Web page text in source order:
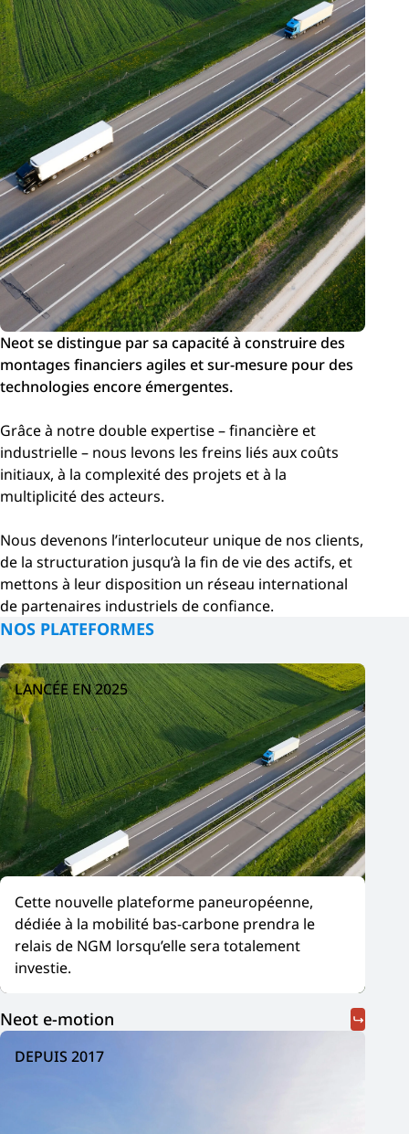
Neot se distingue par sa capacité à construire des
montages financiers agiles et sur-mesure pour des
technologies encoreémergentes.
Grâce à notre double expertise – financière et
industrielle – nous levons les freins liés aux coûts
initiaux, à la complexité des projets et à la
multiplicité des acteurs.
Nous devenons l’interlocuteur unique de nos clients,
de la structuration jusqu’à la fin de vie des actifs, et
mettons à leur disposition un réseau international
de partenaires industriels de confiance.
NOS PLATEFORMES
LANCÉE EN 2025
Cette nouvelle plateforme paneuropéenne,
dédiée à la mobilité bas-carbone prendra le
relais de NGM lorsqu’elle sera totalement
investie.
Neot e-motion
DEPUIS 2017